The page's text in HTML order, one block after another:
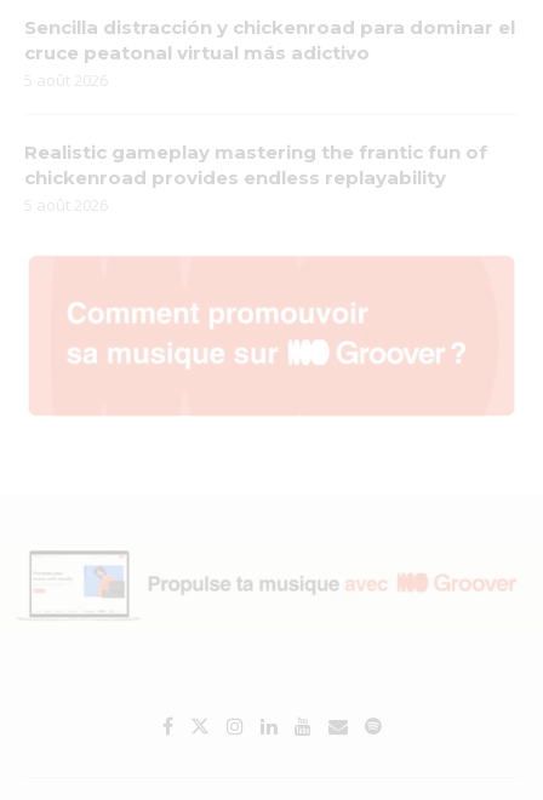
Sencilla distracción y chickenroad para dominar el
cruce peatonal virtual más adictivo
5 août 2026
Realistic gameplay mastering the frantic fun of
chickenroad provides endless replayability
5 août 2026